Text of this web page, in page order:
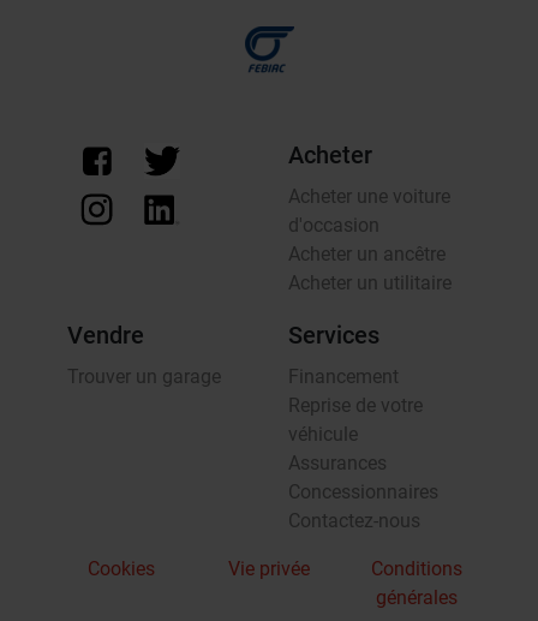
Acheter
Acheter une voiture
d'occasion
Acheter un ancêtre
Acheter un utilitaire
Vendre
Trouver un garage
Services
Financement
Reprise de votre
véhicule
Assurances
Concessionnaires
Contactez-nous
Cookies Vie privée
Conditions
générales